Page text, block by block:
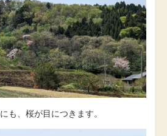
も、桜が目につきます。